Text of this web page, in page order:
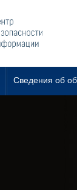
Сведения об